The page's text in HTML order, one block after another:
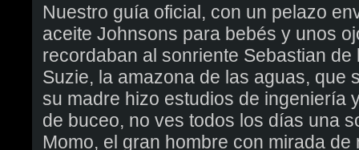
Nuestro guía oficial, con un pelazo
aceite Johnsons para bebés y unos
recordaban al sonriente Sebastian de
Suzie, la amazona de las aguas, que
su madre hizo estudios de
de buceo, no ves todos los días una
Momo, el gran hombre con mirada